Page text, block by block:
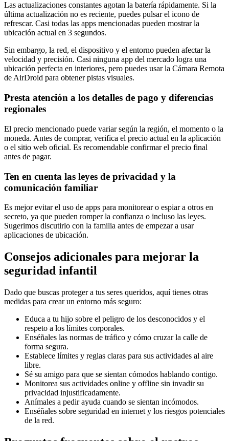
Las actualizaciones constantes agotan la batería rápidamente. Si la
última actualización no es reciente, puedes pulsar el icono de
refrescar. Casi todas las apps mencionadas pueden mostrar la
ubicación actual en 3 segundos.
Sin embargo, la red, el dispositivo y el entorno pueden afectar la
velocidad y precisión. Casi ninguna app del mercado logra una
ubicación perfecta en interiores, pero puedes usar la Cámara Remota
de AirDroid para obtener pistas visuales.
Presta atención a los detalles de pago y diferencias
regionales
El precio mencionado puede variar según la región, el momento o la
moneda. Antes de comprar, verifica el precio actual en la aplicación
o el sitio web oficial. Es recomendable confirmar el precio final
antes de pagar.
Ten en cuenta las leyes de privacidad y la
comunicación familiar
Es mejor evitar el uso de apps para monitorear o espiar a otros en
secreto, ya que pueden romper la confianza o incluso las leyes.
Sugerimos discutirlo con la familia antes de empezar a usar
aplicaciones de ubicación.
Consejos adicionales para mejorar la
seguridad infantil
Dado que buscas proteger a tus seres queridos, aquí tienes otras
medidas para crear un entorno más seguro:
Educa a tu hijo sobre el peligro de los desconocidos y el
respeto a los límites corporales.
Enséñales las normas de tráfico y cómo cruzar la calle de
forma segura.
Establece límites y reglas claras para sus actividades al aire
libre.
Sé su amigo para que se sientan cómodos hablando contigo.
Monitorea sus actividades online y offline sin invadir su
privacidad injustificadamente.
Anímales a pedir ayuda cuando se sientan incómodos.
Enséñales sobre seguridad en internet y los riesgos potenciales
de la red.